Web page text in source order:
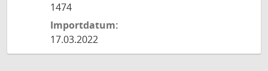
1474
Importdatum:
17.03.2022